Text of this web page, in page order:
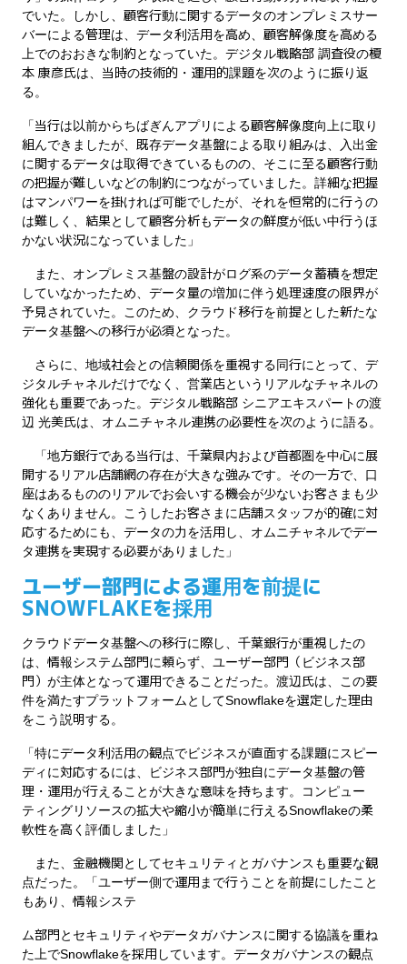
でいた。しかし、顧客行動に関するデータのオンプレミスサー
バーによる管理は、データ利活用を高め、顧客解像度を高める
上でのおおきな制約となっていた。デジタル戦略部 調査役の榎
本 康彦氏は、当時の技術的・運用的課題を次のように振り返
る。
「当行は以前からちばぎんアプリによる顧客解像度向上に取り
組んできましたが、既存データ基盤による取り組みは、入出金
に関するデータは取得できているものの、そこに至る顧客行動
の把握が難しいなどの制約につながっていました。詳細な把握
はマンパワーを掛ければ可能でしたが、それを恒常的に行うの
は難しく、結果として顧客分析もデータの鮮度が低い中行うほ
かない状況になっていました」
また、オンプレミス基盤の設計がログ系のデータ蓄積を想定
していなかったため、データ量の増加に伴う処理速度の限界が
予見されていた。このため、クラウド移行を前提とした新たな
データ基盤への移行が必須となった。
さらに、地域社会との信頼関係を重視する同行にとって、デ
ジタルチャネルだけでなく、営業店というリアルなチャネルの
強化も重要であった。デジタル戦略部 シニアエキスパートの渡
辺 光美氏は、オムニチャネル連携の必要性を次のように語る。
「地方銀行である当行は、千葉県内および首都圏を中心に展
開するリアル店舗網の存在が大きな強みです。その一方で、口
座はあるもののリアルでお会いする機会が少ないお客さまも少
なくありません。こうしたお客さまに店舗スタッフが的確に対
応するためにも、データの力を活用し、オムニチャネルでデー
タ連携を実現する必要がありました」
ユーザー部門による運用を前提に
SNOWFLAKEを採用
クラウドデータ基盤への移行に際し、千葉銀行が重視したの
は、情報システム部門に頼らず、ユーザー部門（ビジネス部
門）が主体となって運用できることだった。渡辺氏は、この要
件を満たすプラットフォームとしてSnowflakeを選定した理由
をこう説明する。
「特にデータ利活用の観点でビジネスが直面する課題にスピー
ディに対応するには、ビジネス部門が独自にデータ基盤の管
理・運用が行えることが大きな意味を持ちます。コンピュー
ティングリソースの拡大や縮小が簡単に行えるSnowflakeの柔
軟性を高く評価しました」
また、金融機関としてセキュリティとガバナンスも重要な観
点だった。「ユーザー側で運用まで行うことを前提にしたこと
もあり、情報システ
ム部門とセキュリティやデータガバナンスに関する協議を重ね
た上でSnowflakeを採用しています。データガバナンスの観点